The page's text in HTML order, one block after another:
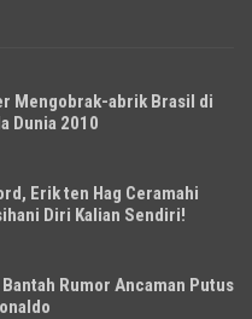
Mengobrak-abrik Brasil di
Dunia 2010
Erik ten Hag Ceramahi
Diri Kalian Sendiri!
Rumor Ancaman Putus